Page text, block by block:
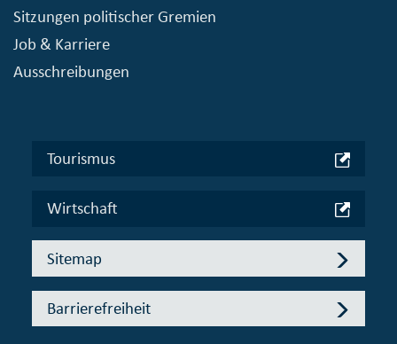
Sitzungen politischer Gremien
Job & Karriere
Ausschreibungen
Tourismus
Wirtschaft
Sitemap
Barrierefreiheit